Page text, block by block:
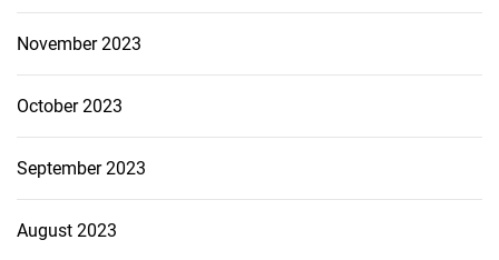
November 2023
October 2023
September 2023
August 2023